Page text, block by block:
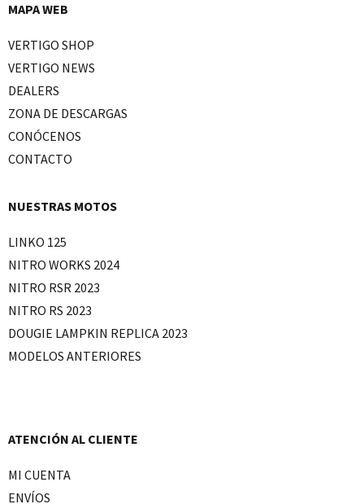
MAPA WEB
VERTIGO SHOP
VERTIGO NEWS
DEALERS
ZONA DE DESCARGAS
CONÓCENOS
CONTACTO
NUESTRAS MOTOS
LINKO 125
NITRO WORKS 2024
NITRO RSR 2023
NITRO RS 2023
DOUGIE LAMPKIN REPLICA 2023
MODELOS ANTERIORES
ATENCIÓN AL CLIENTE
MI CUENTA
ENVÍOS